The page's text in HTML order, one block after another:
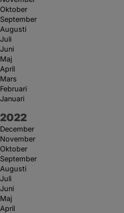
Oktober
September
Augusti
Juli
Juni
Maj
April
Mars
Februari
Januari
År:
2022
December
November
Oktober
September
Augusti
Juli
Juni
Maj
April